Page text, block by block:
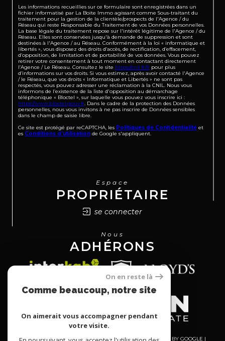
Les informations recueillies sur ce formulaire sont enregistrées dans un
fichier informatisé par La Boite Immo agissant comme Sous-traitant du
traitement pour la gestion de la clientèle/prospects de l'Agence / du
Réseau qui reste Responsable du Traitement de vos Données personnelles.
La base légale du traitement repose sur l'intérêt légitime de l'Agence / du
Réseau. Elles sont conservées jusqu'à demande de suppression et sont
destinées à l'Agence / au Réseau. Conformément à la loi « informatique et
libertés », vous disposez des droits d’accès, de rectification, d’effacement,
d’opposition, de limitation et de portabilité de vos données. Vous pouvez
retirer votre consentement à tout moment en contactant directement
l’Agence / Le Réseau. Consultez le site https://cnil.fr/fr pour plus
d’informations sur vos droits. Si vous estimez, après avoir contacté l'Agence
/ le Réseau, que vos droits « Informatique et Libertés » ne sont pas
respectés, vous pouvez adresser une réclamation à la CNIL. Nous vous
informons de l’existence de la liste d'opposition au démarchage
téléphonique « Bloctel », sur laquelle vous pouvez vous inscrire ici :
https://www.bloctel.gouv.fr . Dans le cadre de la protection des Données
personnelles, nous vous invitons à ne pas inscrire de Données sensibles
dans le champ de saisie libre.
Ce site est protégé par reCAPTCHA, les Politiques de Confidentialité et
es Conditions d'utilisation de Google s'appliquent.
Espace
PROPRIÉTAIRE
se connecter
Nous
ADHÉRONS
© 2026 | TOUS DROITS RÉSERVÉS | TRADUCTION POWERED BY GOOGLE |
On en reste là
Comme beaucoup, notre site
On aimerait vous accompagner pendant
votre visite.